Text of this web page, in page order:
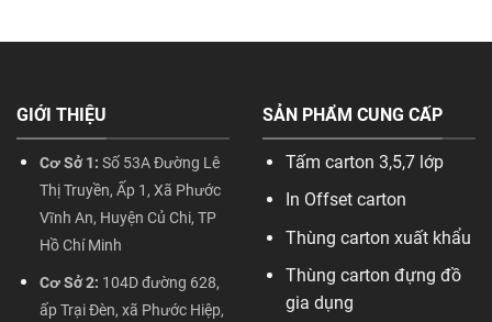
GIỚI THIỆU
Cơ Sở 1: Số 53A Đường Lê
Thị Truyền, Ấp 1, Xã Phước
Vĩnh An, Huyện Củ Chi, TP
Hồ Chí Minh
Cơ Sở 2: 104D đường 628,
ấp Trại Đèn, xã Phước Hiệp,
SẢN PHẨM CUNG CẤP
Tấm carton 3,5,7 lớp
In Offset carton
Thùng carton xuất khẩu
Thùng carton đựng đồ
gia dụng